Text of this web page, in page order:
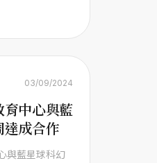
03/09/2024
中心與藍
達成合作
與藍星球科幻